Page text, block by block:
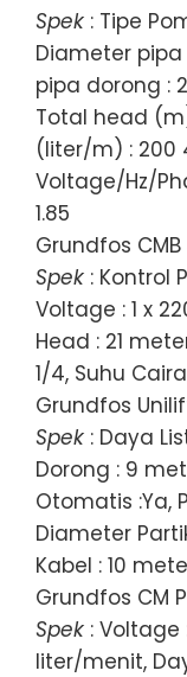
Spek : Tipe
Diameter pipa
pipa dorong :
Total head (m)
(liter/m) : 200
Voltage/Hz/
1.85
Grundfos
Spek : Kontrol
Voltage : 1 x
Head : 21
1/4, Suhu
Grundfos
Spek : Daya
Dorong : 9
Otomatis :Ya,
Diameter
Kabel : 10
Grundfos CM
Spek : Voltage
liter/menit,